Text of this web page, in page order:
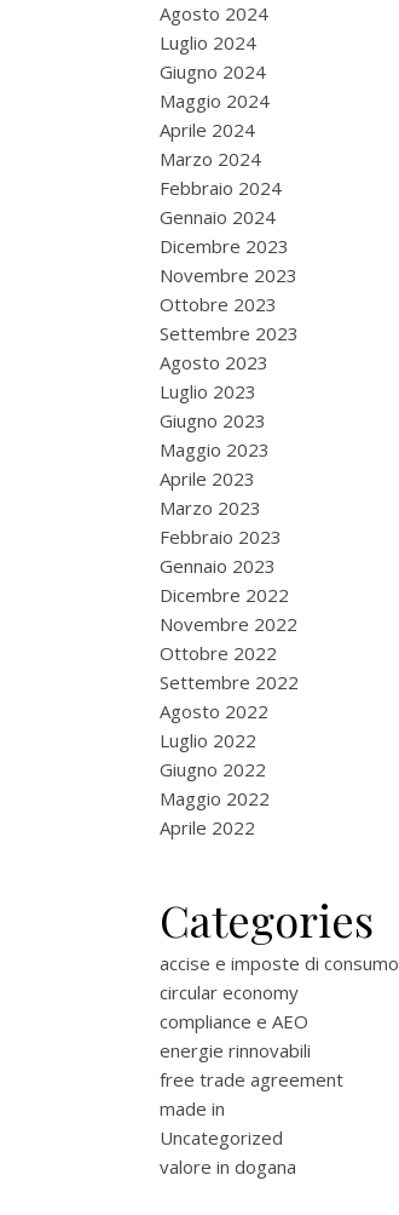
Agosto 2024
Luglio 2024
Giugno 2024
Maggio 2024
Aprile 2024
Marzo 2024
Febbraio 2024
Gennaio 2024
Dicembre 2023
Novembre 2023
Ottobre 2023
Settembre 2023
Agosto 2023
Luglio 2023
Giugno 2023
Maggio 2023
Aprile 2023
Marzo 2023
Febbraio 2023
Gennaio 2023
Dicembre 2022
Novembre 2022
Ottobre 2022
Settembre 2022
Agosto 2022
Luglio 2022
Giugno 2022
Maggio 2022
Aprile 2022
Categories
accise e imposte di consumo
circular economy
compliance e AEO
energie rinnovabili
free trade agreement
made in
Uncategorized
valore in dogana